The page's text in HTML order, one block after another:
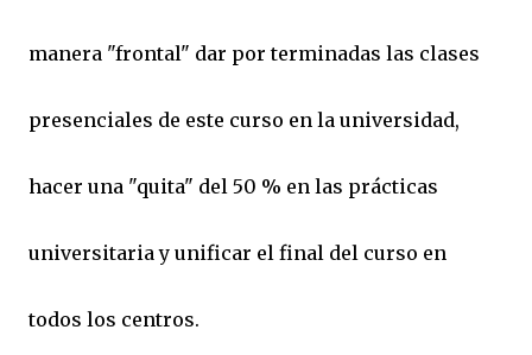
manera "frontal" dar por terminadas las clases
presenciales de este curso en la universidad,
hacer una "quita" del 50 % en las prácticas
universitaria y unificar el final del curso en
todos los centros.